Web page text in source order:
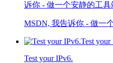
诉你 - 做一个安静的工具
MSDN, 我告诉你 - 做一
Test your
Test your IPv6.